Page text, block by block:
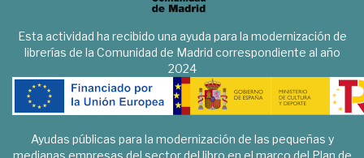
Esta actividad ha recibido una ayuda para la modernización de
librerías de la Comunidad de Madrid correspondiente al año
2024
Ayudas públicas para la modernización de las pequeñas y